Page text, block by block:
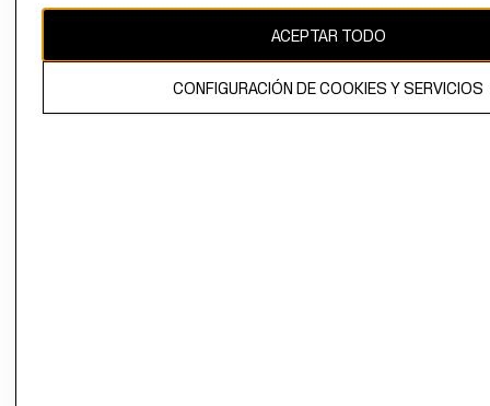
ACEPTAR TODO
CONFIGURACIÓN DE COOKIES Y SERVICIOS